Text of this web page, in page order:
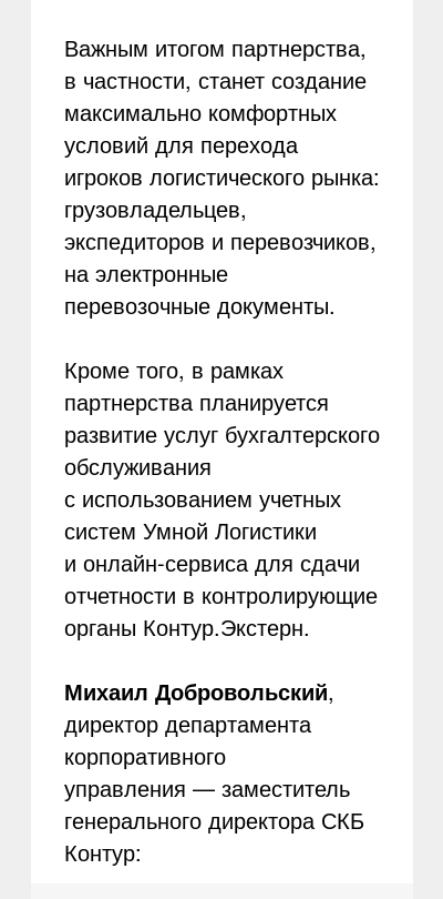
Важным итогом партнерства,
в частности, станет создание
максимально комфортных
условий для перехода
игроков логистического рынка:
грузовладельцев,
экспедиторов и перевозчиков,
на электронные
перевозочные документы.
Кроме того, в рамках
партнерства планируется
развитие услуг бухгалтерского
обслуживания
с использованием учетных
систем Умной Логистики
и онлайн-сервиса для сдачи
отчетности в контролирующие
органы Контур.Экстерн.
Михаил Добровольский,
директор департамента
корпоративного
управления — заместитель
генерального директора СКБ
Контур: